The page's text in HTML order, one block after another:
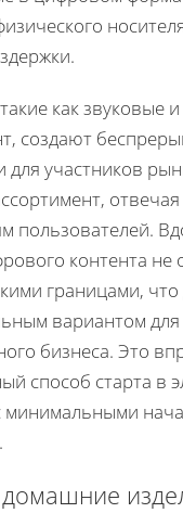
как звуковые и
создают
для участников
отвечая
пользователей.
контента не
границами, что
вариантом для
бизнеса. Это
способ старта в
минимальными